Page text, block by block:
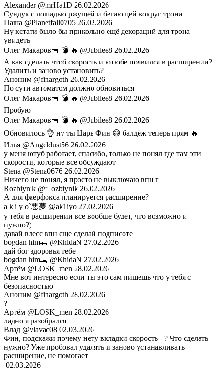
Alexander @mrHa1D 26.02.2026
Сундук с лошадью ржущей и бегающей вокруг трона
Паша @Planetfall0705 26.02.2026
Ну кстати было бы прикольно ещё декораций для трона
увидеть
Олег Макаров🔫 💣 🔥 @Jubilee8 26.02.2026
А как сделать чтоб скорость и ютюбе появился в расширении?
Удалить и заново установить?
Аноним @finargoth 26.02.2026
По сути автоматом должно обновиться
Олег Макаров🔫 💣 🔥 @Jubilee8 26.02.2026
Пробую
Олег Макаров🔫 💣 🔥 @Jubilee8 26.02.2026
Обновилось 👌 ну ты Царь Фин 😅 балдёж теперь прям 🔥
Илья @Angeldust56 26.02.2026
у меня ютуб работает, спасибо, только не понял где там эти
скорости, которые все обсуждают
Stena @Stena0676 26.02.2026
Ничего не понял, я просто не выключаю впн г
Rozbiynik @r_ozbiynik 26.02.2026
А для фаерфокса планируется расширение?
a k i y o`悪夢 @ak1iyo 27.02.2026
у тебя в расширении все вообще будет, что возможно и
нужно?)
давай влесс впн еще сделай подписоте
bogdan him🐊 @KhidaN 27.02.2026
дай бог здоровья тебе
bogdan him🐊 @KhidaN 27.02.2026
Артём @LOSK_men 28.02.2026
Мне вот интересно если ты это сам пишешь что у тебя с
безопасностью
Аноним @finargoth 28.02.2026
?
Артём @LOSK_men 28.02.2026
ладно я разобрался
Влад @vlavac08 02.03.2026
Фин, подскажи почему нету вкладки скорость+ ? Что сделать
нужно? Уже пробовал удалять и заново устанавливать
расширение, не помогает
02.03.2026